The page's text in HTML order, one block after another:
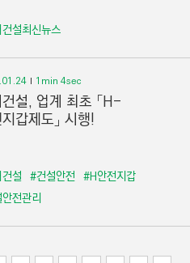
설최신뉴스
1min 4sec
설, 업계 최초 「H-
갑제도」 시행!
설 #건설안전 #H안전지갑
전관리